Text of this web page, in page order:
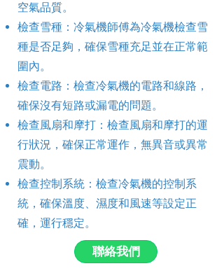
空氣品質。
檢查雪種：冷氣機師傅為冷氣機檢查雪
種是否足夠，確保雪種充足並在正常範
圍內。
檢查電路：檢查冷氣機的電路和線路，
確保沒有短路或漏電的問題。
檢查風扇和摩打：檢查風扇和摩打的運
行狀況，確保正常運作，無異音或異常
震動。
檢查控制系統：檢查冷氣機的控制系
統，確保溫度、濕度和風速等設定正
確，運行穩定。
聯絡我們